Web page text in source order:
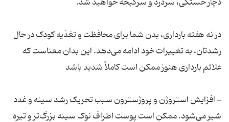
در نه هفته بارداری، بدن شما برای محافظت و تغذیه کودک در حال
رشدتان، به تغییرات خود ادامه می‌دهد. این بدان معناست که
- افزایش استروژن و پروژسترون سبب تحریک رشد سینه و غدد
شیر می‌شود. ممکن است پوست اطراف نوک سینه بزرگ‌تر و تیره